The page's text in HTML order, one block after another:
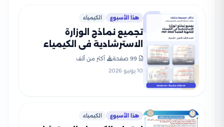
هذا الأسبوع الكيمياء
تجميع نماذج الوزارة
الاسترشادية في الكيمياء
للثانوية العامة 2026 PDF
99 صفحة
أكثر من ألف
10 يونيو 2026
هذا الأسبوع الكيمياء